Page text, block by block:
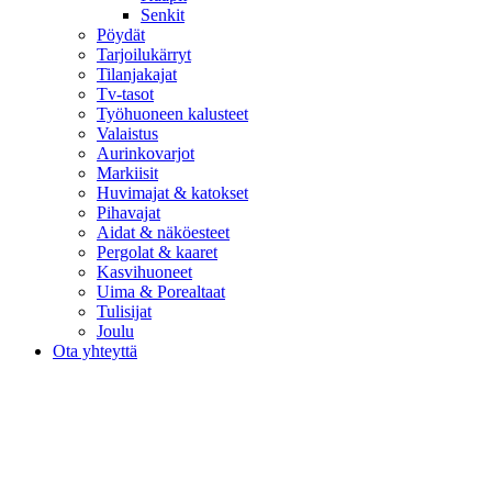
Senkit
Pöydät
Tarjoilukärryt
Tilanjakajat
Tv-tasot
Työhuoneen kalusteet
Valaistus
Aurinkovarjot
Markiisit
Huvimajat & katokset
Pihavajat
Aidat & näköesteet
Pergolat & kaaret
Kasvihuoneet
Uima & Porealtaat
Tulisijat
Joulu
Ota yhteyttä